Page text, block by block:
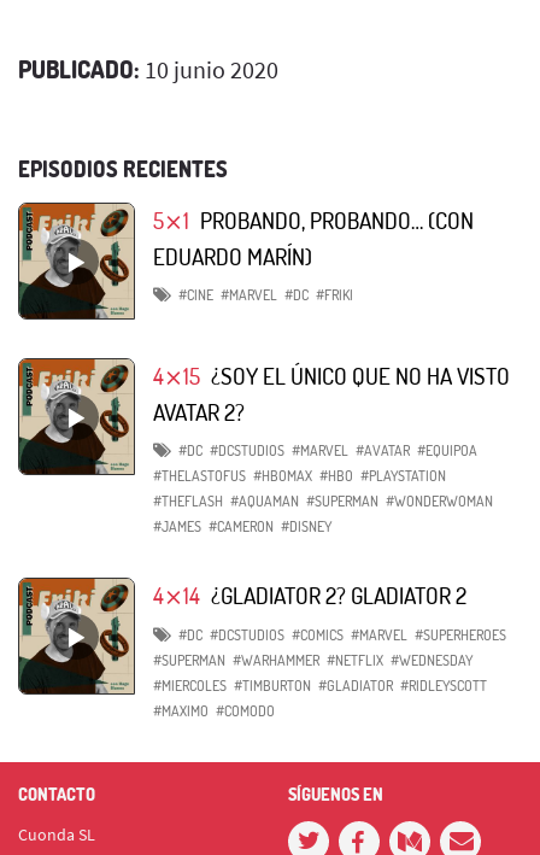
PUBLICADO: 10 junio 2020
EPISODIOS RECIENTES
5⨯1 PROBANDO, PROBANDO… (CON
EDUARDO MARÍN)
#CINE #MARVEL #DC #FRIKI
4⨯15 ¿SOY EL ÚNICO QUE NO HA VISTO
AVATAR 2?
#DC #DCSTUDIOS #MARVEL #AVATAR #EQUIPOA
#THELASTOFUS #HBOMAX #HBO #PLAYSTATION
#THEFLASH #AQUAMAN #SUPERMAN #WONDERWOMAN
#JAMES #CAMERON #DISNEY
4⨯14 ¿GLADIATOR 2? GLADIATOR 2
#DC #DCSTUDIOS #COMICS #MARVEL #SUPERHEROES
#SUPERMAN #WARHAMMER #NETFLIX #WEDNESDAY
#MIERCOLES #TIMBURTON #GLADIATOR #RIDLEYSCOTT
#MAXIMO #COMODO
CONTACTO
Cuonda SL
SÍGUENOS EN